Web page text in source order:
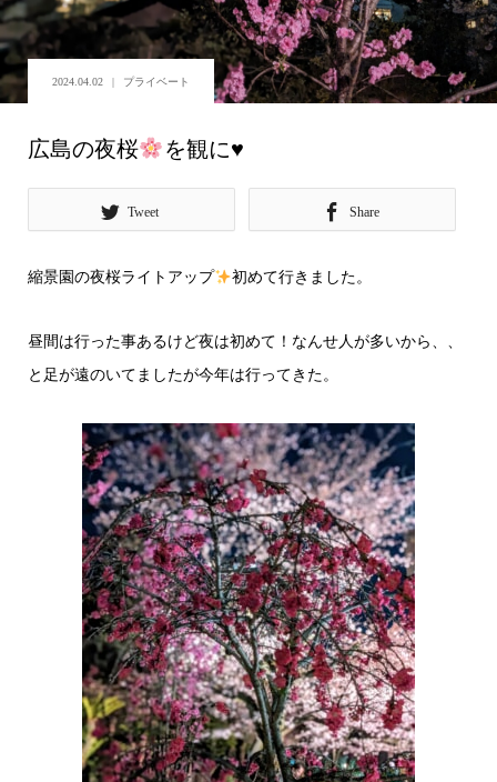
2024.04.02 プライベート
広島の夜桜 を観に♥
Tweet Share
縮景園の夜桜ライトアップ 初めて行きました。
昼間は行った事あるけど夜は初めて！なんせ人が多いから、、
と足が遠のいてましたが今年は行ってきた。